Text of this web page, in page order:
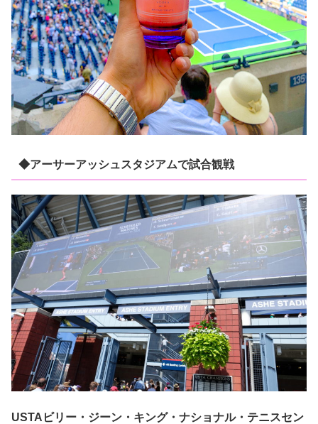
◆アーサーアッシュスタジアムで試合観戦
USTAビリー・ジーン・キング・ナショナル・テニスセン